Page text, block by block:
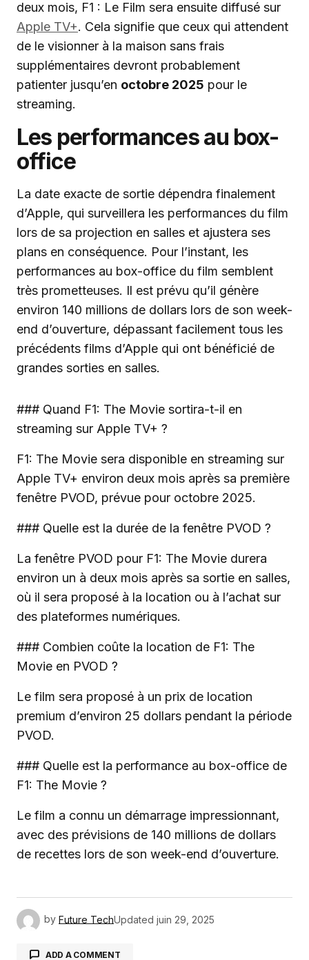
deux mois, F1 : Le Film sera ensuite diffusé sur
Apple TV+. Cela signifie que ceux qui attendent
de le visionner à la maison sans frais
supplémentaires devront probablement
patienter jusqu’en octobre 2025 pour le
streaming.
Les performances au box-
office
La date exacte de sortie dépendra finalement
d’Apple, qui surveillera les performances du film
lors de sa projection en salles et ajustera ses
plans en conséquence. Pour l’instant, les
performances au box-office du film semblent
très prometteuses. Il est prévu qu’il génère
environ 140 millions de dollars lors de son week-
end d’ouverture, dépassant facilement tous les
précédents films d’Apple qui ont bénéficié de
grandes sorties en salles.
### Quand F1: The Movie sortira-t-il en
streaming sur Apple TV+ ?
F1: The Movie sera disponible en streaming sur
Apple TV+ environ deux mois après sa première
fenêtre PVOD, prévue pour octobre 2025.
### Quelle est la durée de la fenêtre PVOD ?
La fenêtre PVOD pour F1: The Movie durera
environ un à deux mois après sa sortie en salles,
où il sera proposé à la location ou à l’achat sur
des plateformes numériques.
### Combien coûte la location de F1: The
Movie en PVOD ?
Le film sera proposé à un prix de location
premium d’environ 25 dollars pendant la période
PVOD.
### Quelle est la performance au box-office de
F1: The Movie ?
Le film a connu un démarrage impressionnant,
avec des prévisions de 140 millions de dollars
de recettes lors de son week-end d’ouverture.
by Future TechUpdated juin 29, 2025
ADD A COMMENT